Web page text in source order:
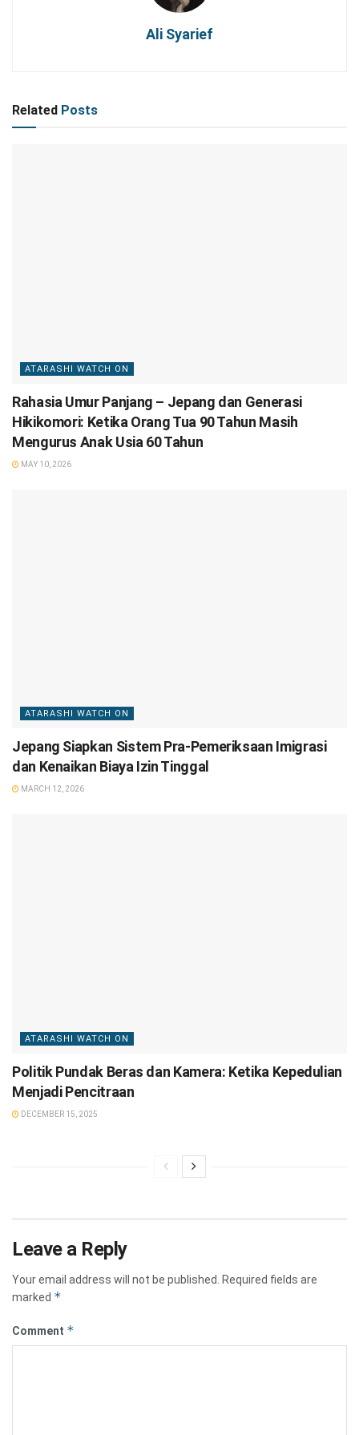
Ali Syarief
Related Posts
ATARASHI WATCH ON
Rahasia Umur Panjang – Jepang dan Generasi
Hikikomori: Ketika Orang Tua 90 Tahun Masih
Mengurus Anak Usia 60 Tahun
MAY 10, 2026
ATARASHI WATCH ON
Jepang Siapkan Sistem Pra-Pemeriksaan Imigrasi
dan Kenaikan Biaya Izin Tinggal
MARCH 12, 2026
ATARASHI WATCH ON
Politik Pundak Beras dan Kamera: Ketika Kepedulian
Menjadi Pencitraan
DECEMBER 15, 2025
Leave a Reply
Your email address will not be published. Required fields are
marked *
Comment *